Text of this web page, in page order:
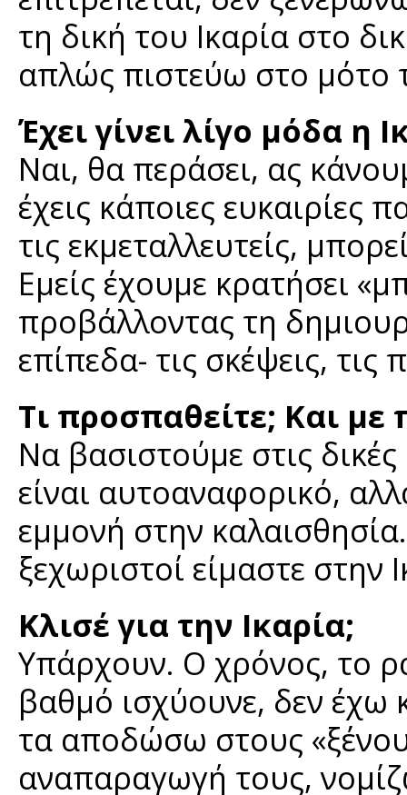
τη δική του Ικαρία στο
απλώς πιστεύω στο μότο
Έχει γίνει λίγο μόδα η
Ναι, θα περάσει, ας
έχεις κάποιες ευκαιρίες
τις εκμεταλλευτείς,
Εμείς έχουμε κρατήσει
προβάλλοντας τη
επίπεδα- τις σκέψεις,
Τι προσπαθείτε; Και με
Να βασιστούμε στις
είναι αυτοαναφορικό,
εμμονή στην
ξεχωριστοί είμαστε στην
Κλισέ για την Ικαρία;
Υπάρχουν. Ο χρόνος, το
βαθμό ισχύουνε, δεν
τα αποδώσω στους
αναπαραγωγή τους,